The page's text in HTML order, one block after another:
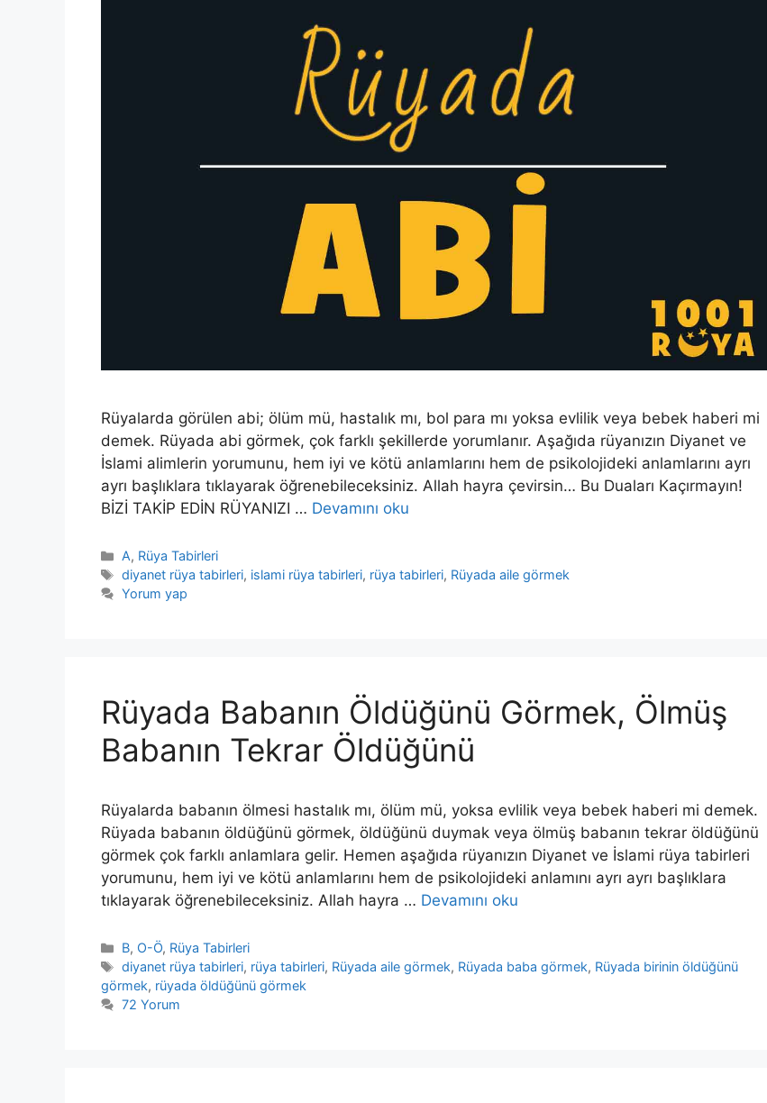
Rüyalarda görülen abi; ölüm mü, hastalık mı, bol para mı yoksa evlilik veya bebek haberi mi
demek. Rüyada abi görmek, çok farklı şekillerde yorumlanır. Aşağıda rüyanızın Diyanet ve
İslami alimlerin yorumunu, hem iyi ve kötü anlamlarını hem de psikolojideki anlamlarını ayrı
ayrı başlıklara tıklayarak öğrenebileceksiniz. Allah hayra çevirsin… Bu Duaları Kaçırmayın!
BİZİ TAKİP EDİN RÜYANIZI … Devamını oku
Kategoriler
A, Rüya Tabirleri
Etiketler
diyanet rüya tabirleri, islami rüya tabirleri, rüya tabirleri, Rüyada aile görmek
Yorum yap
Rüyada Babanın Öldüğünü Görmek, Ölmüş
Babanın Tekrar Öldüğünü
Rüyalarda babanın ölmesi hastalık mı, ölüm mü, yoksa evlilik veya bebek haberi mi demek.
Rüyada babanın öldüğünü görmek, öldüğünü duymak veya ölmüş babanın tekrar öldüğünü
görmek çok farklı anlamlara gelir. Hemen aşağıda rüyanızın Diyanet ve İslami rüya tabirleri
yorumunu, hem iyi ve kötü anlamlarını hem de psikolojideki anlamını ayrı ayrı başlıklara
tıklayarak öğrenebileceksiniz. Allah hayra … Devamını oku
Kategoriler
B, O-Ö, Rüya Tabirleri
Etiketler
diyanet rüya tabirleri, rüya tabirleri, Rüyada aile görmek, Rüyada baba görmek, Rüyada birinin öldüğünü
görmek, rüyada öldüğünü görmek
72 Yorum